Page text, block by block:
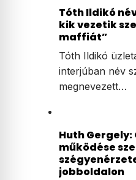
Tóth Ildikó
kik vezetik
maffiát”
Tóth Ildikó
interjúban név
megnevezett…
Huth Gergely:
működése
jobboldalon